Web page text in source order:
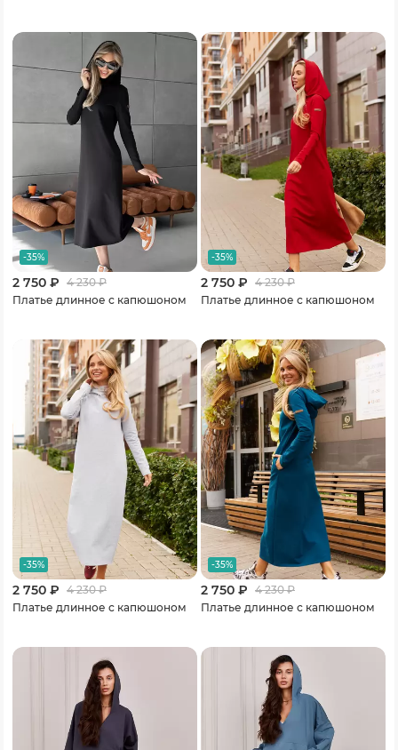
-35%
2 750 ₽ 4 230₽
Платье длинное с капюшоном
-35%
2 750 ₽ 4 230₽
Платье длинное с капюшоном
-35%
2 750 ₽ 4 230₽
Платье длинное с капюшоном
-35%
2 750 ₽ 4 230₽
Платье длинное с капюшоном